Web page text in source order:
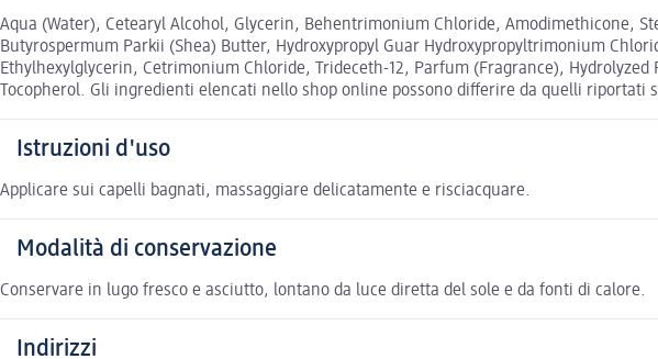
Aqua (Water), Cetearyl Alcohol, Glycerin, Behentrimonium Chloride, Amodimethicone,
Butyrospermum Parkii (Shea) Butter, Hydroxypropyl Guar Hydroxypropyltrimonium
Ethylhexylglycerin, Cetrimonium Chloride, Trideceth-12, Parfum (Fragrance),
Tocopherol. Gli ingredienti elencati nello shop online possono differire da quelli riportati
Istruzioni d'uso
Applicare sui capelli bagnati, massaggiare delicatamente e risciacquare.
Modalità di conservazione
Conservare in lugo fresco e asciutto, lontano da luce diretta del sole e da fonti di calore.
Indirizzi